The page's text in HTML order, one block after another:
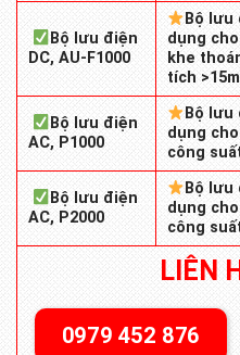
Bộ lưu điện
DC, AU-F1000
Bộ lưu
dụng
khe
tích
Bộ lưu điện
AC, P1000
Bộ lưu
dụng
công
Bộ lưu điện
AC, P2000
Bộ lưu
dụng
công
LIÊN
0979 452 876